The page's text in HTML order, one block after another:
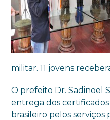
militar. 11 jovens
O prefeito Dr. Sadinoel
entrega dos
brasileiro pelos serviços